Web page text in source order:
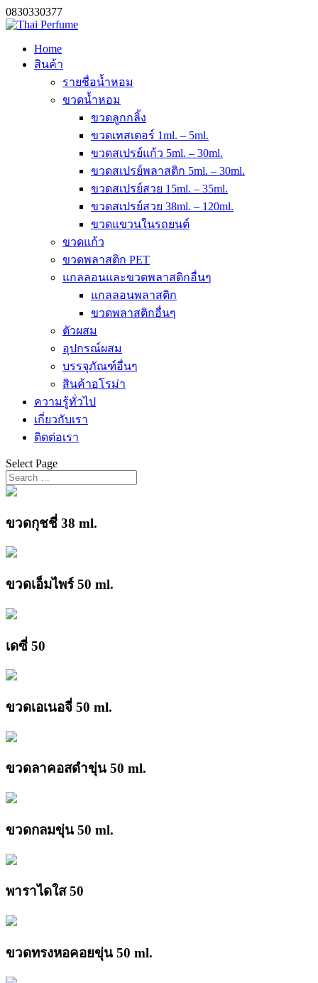
0830330377
Home
สินค้า
รายชื่อน้ำหอม
ขวดน้ำหอม
ขวดลูกกลิ้ง
ขวดเทสเตอร์ 1ml. – 5ml.
ขวดสเปรย์แก้ว 5ml. – 30ml.
ขวดสเปรย์พลาสติก 5ml. – 30ml.
ขวดสเปรย์สวย 15ml. – 35ml.
ขวดสเปรย์สวย 38ml. – 120ml.
ขวดแขวนในรถยนต์
ขวดแก้ว
ขวดพลาสติก PET
แกลลอนและขวดพลาสติกอื่นๆ
แกลลอนพลาสติก
ขวดพลาสติกอื่นๆ
ตัวผสม
อุปกรณ์ผสม
บรรจุภัณฑ์อื่นๆ
สินค้าอโรม่า
ความรู้ทั่วไป
เกี่ยวกับเรา
ติดต่อเรา
Select Page
ขวดกุชชี่ 38 ml.
ขวดเอ็มไพร์ 50 ml.
เดซี่ 50
ขวดเอเนอจี่ 50 ml.
ขวดลาคอสดำขุ่น 50 ml.
ขวดกลมขุ่น 50 ml.
พาราไดใส 50
ขวดทรงหอคอยขุ่น 50 ml.